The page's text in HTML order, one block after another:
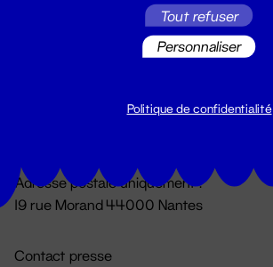
Du lundi au vendredi 14h → 18h
Adresse postale uniquement :
19 rue Morand 44000 Nantes
Contact presse
Tout refuser
Personnaliser
Politique de confidentialité